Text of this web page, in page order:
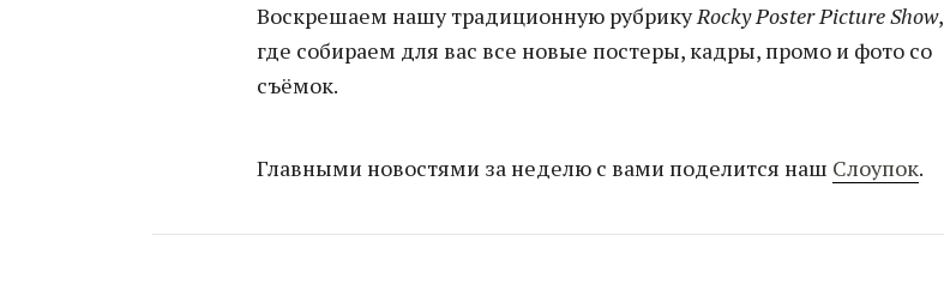
Воскрешаем нашу традиционную рубрикуRocky Poster Picture Show,
где собираем для вас все новые постеры, кадры, промо и фото со
съёмок.
Главными новостями за неделю с вами поделится наш Слоупок.